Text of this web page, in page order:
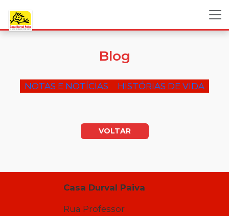
Blog
NOTAS E NOTÍCIAS HISTÓRIAS DE VIDA
VOLTAR
Casa Durval Paiva
Rua Professor